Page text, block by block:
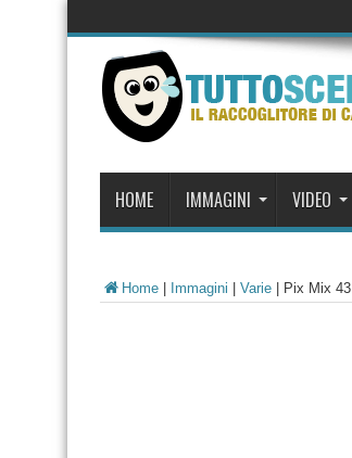
HOME IMMAGINI VIDEO
Home Immagini Varie Pix Mix 43